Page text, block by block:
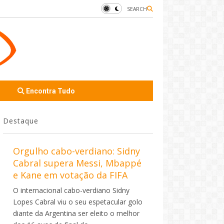
SEARCH
Encontra Tudo
Destaque
Orgulho cabo-verdiano: Sidny
Cabral supera Messi, Mbappé
e Kane em votação da FIFA
O internacional cabo-verdiano Sidny
Lopes Cabral viu o seu espetacular golo
diante da Argentina ser eleito o melhor